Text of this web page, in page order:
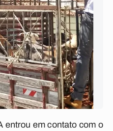
entrou em contato com o